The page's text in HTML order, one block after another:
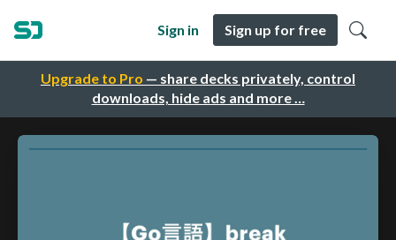
Upgrade to Pro — share decks privately, control
downloads, hide ads and more …
Sign in Sign up for free